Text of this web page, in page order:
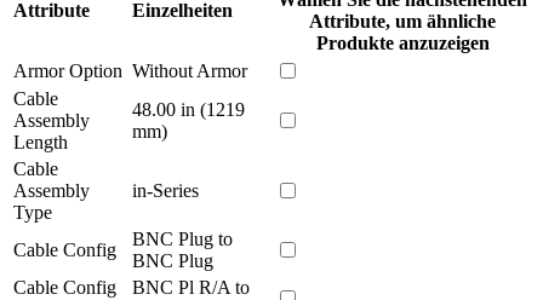
Attribute Einzelheiten
Attribute, um ähnliche
Produkte anzuzeigen
Armor Option Without Armor
Cable
Assembly
Length
48.00 in (1219
mm)
Cable
Assembly
Type
in-Series
Cable Config
BNC Plug to
BNC Plug
Cable Config
BNC Pl R/A to